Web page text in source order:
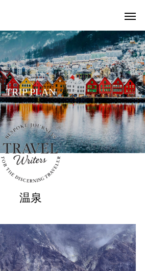
TRIP PLAN
温泉